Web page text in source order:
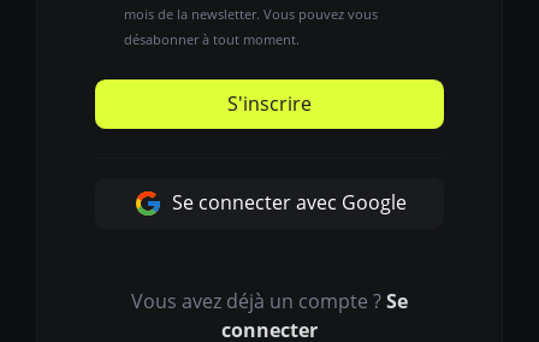
mois de la newsletter. Vous pouvez vous
désabonner à tout moment.
S'inscrire
Se connecter avec Google
Vous avez déjà un compte ?Se
connecter